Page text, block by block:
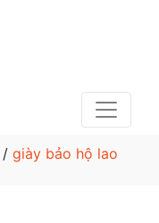
/ giày bảo hộ lao